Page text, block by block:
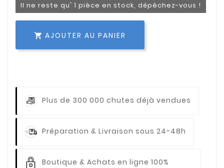
Il ne reste qu' 1 pièce en stock, dépêchez-vous !
 AJOUTER AU PANIER
Plus de 300 000 chutes déjà vendues
Préparation & Livraison sous 24-48h
Boutique & Achats en ligne 100%